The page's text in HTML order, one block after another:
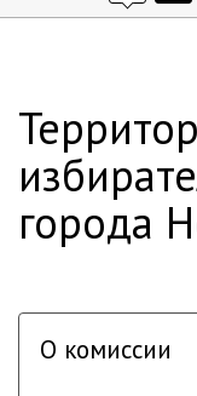
города
О комиссии